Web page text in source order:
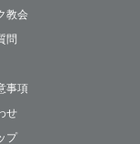
教会
問
事項
せ
プ